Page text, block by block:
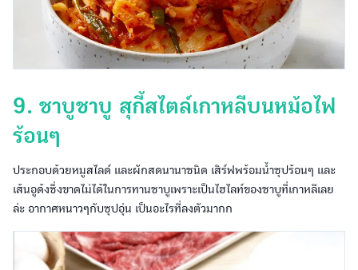
9. ชาบูชาบู สุกี้สไตล์เกาหลีบนหม้อไฟ
ร้อนๆ
ประกอบด้วยหมูสไลด์ และผักสดนานาชนิด เสิร์ฟพร้อมน้ำซุปร้อนๆ และ
เส้นอูด้งซึ่งขาดไม่ได้ในการทานชาบูเพราะเป็นไฮไลท์ของชาบูที่เกาหลีเลย
ล่ะ อากาศหนาวๆกับซุปอุ่น เป็นอะไรที่ลงตัวมากก